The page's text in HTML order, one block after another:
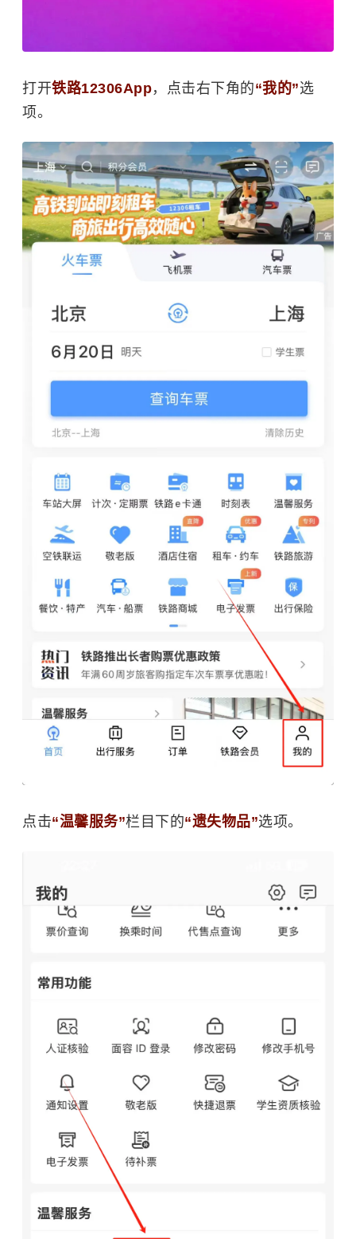
打开铁路12306App，点击右下角的“我的”选
项。
点击“温馨服务”栏目下的“遗失物品”选项。